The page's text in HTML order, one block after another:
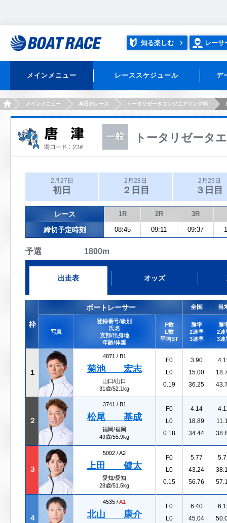
知る楽しむ レーサ
メインメニュー レーススケジュール デ
HOMEメインメニュー 本日のレース トータリゼータエンジニアリング杯
トータリゼータ
2月27日
初日
2月28日
２日目
2月29日
３日目
レース 1R 2R 3R
締切予定時刻 08:45 09:11 09:37
予選 1800m
出走表 オッズ
枠
ボートレーサー 全国 当
写真
登録番号/級別
氏名
支部/出身地
年齢/体重
F数
L数
平均ST
勝率
2連率
3連率
勝
2連
3連
１
4871 / B1
菊池 宏志
山口/山口
31歳/52.1kg
F0
L0
0.19
3.90
15.00
36.25
２
3741 / B1
松尾 基成
福岡/福岡
49歳/55.9kg
F0
L0
0.18
4.14
18.89
34.44
３
5002 /A2
上田 健太
愛知/愛知
28歳/51.5kg
F0
L0
0.15
5.77
43.24
56.76
４
4535 /A1
北山 康介
F0
L0
6.40
45.04